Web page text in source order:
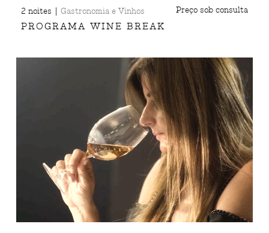
2 noites |Gastronomia e Vinhos
PROGRAMA WINE BREAK
Preço sob consulta